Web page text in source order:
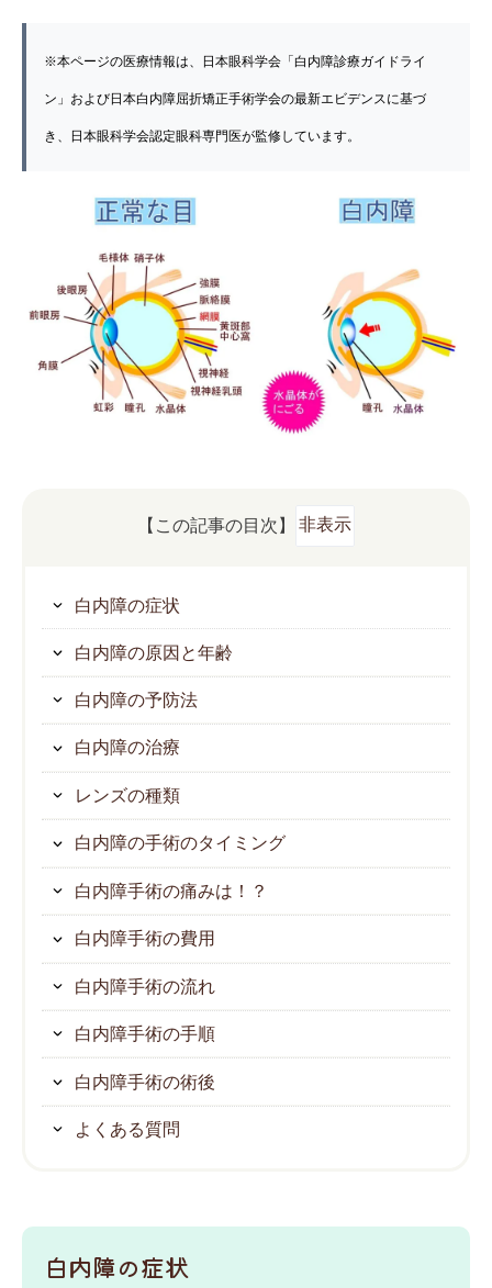
※本ページの医療情報は、日本眼科学会「白内障診療ガイドライ
ン」および日本白内障屈折矯正手術学会の最新エビデンスに基づ
き、日本眼科学会認定眼科専門医が監修しています。
【この記事の目次】 非表示
白内障の症状
白内障の原因と年齢
白内障の予防法
白内障の治療
レンズの種類
白内障の手術のタイミング
白内障手術の痛みは！？
白内障手術の費用
白内障手術の流れ
白内障手術の手順
白内障手術の術後
よくある質問
白内障の症状